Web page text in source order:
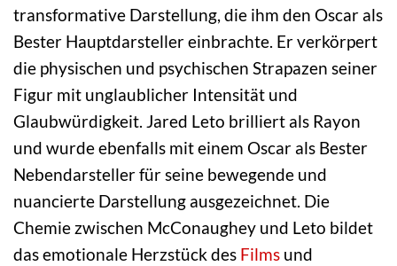
transformative Darstellung, die ihm den Oscar als
Bester Hauptdarsteller einbrachte. Er verkörpert
die physischen und psychischen Strapazen seiner
Figur mit unglaublicher Intensität und
Glaubwürdigkeit. Jared Leto brilliert als Rayon
und wurde ebenfalls mit einem Oscar als Bester
Nebendarsteller für seine bewegende und
nuancierte Darstellung ausgezeichnet. Die
Chemie zwischen McConaughey und Leto bildet
das emotionale Herzstück des Films und